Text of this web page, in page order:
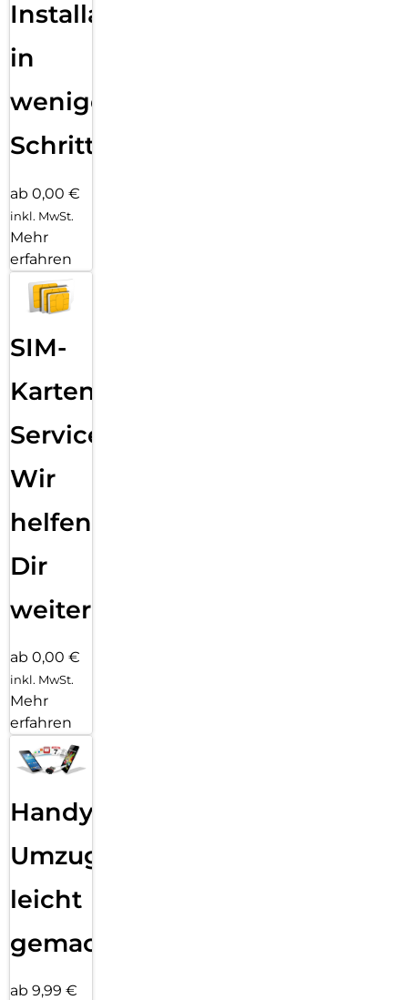
Installation
in
wenigen
Schritten
ab 0,00 €
inkl. MwSt.
Mehr
erfahren
SIM-
Karten
Service:
Wir
helfen
Dir
weiter
ab 0,00 €
inkl. MwSt.
Mehr
erfahren
Handy
Umzug
leicht
gemacht!
ab 9,99 €